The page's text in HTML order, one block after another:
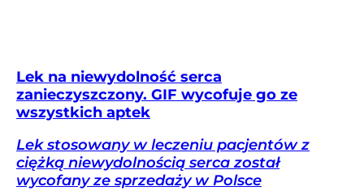
Lek na niewydolność serca
zanieczyszczony. GIF wycofuje go ze
wszystkich aptek
Lek stosowany w leczeniu pacjentów z
ciężką niewydolnością serca został
wycofany ze sprzedaży w Polsce